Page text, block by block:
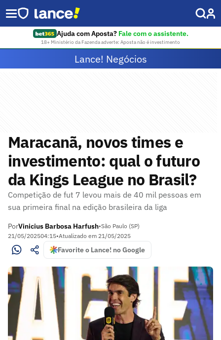
Ajuda com Aposta? Fale com o assistente.
18+ Ministério da Fazenda adverte: Aposta não é investimento
Lance! Negócios
Maracanã, novos times e
investimento: qual o futuro
da Kings League no Brasil?
Competição de fut 7 levou mais de 40 mil pessoas em
sua primeira final na edição brasileira da liga
PorVinicius Barbosa Harfush•São Paulo (SP)
21/05/202504:15•Atualizado em 21/05/2025
Favorite o Lance! no Google